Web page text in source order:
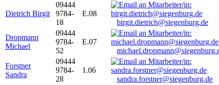
Dietrich Birgit
09444
9784-
18
E.08
birgit.dietrich@siegenburg.de
Dropmann
Michael
09444
9784-
52
E.07
Forstner
Sandra
09444
9784-
28
1.06
sandra.forstner@siegenburg.de